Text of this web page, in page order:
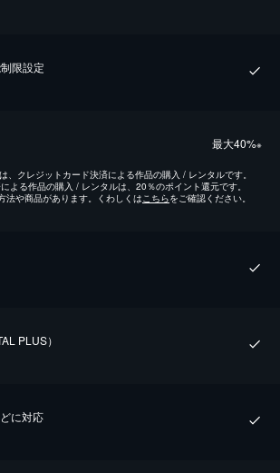
限設定
最⼤40%※
、クレジットカード決済による作品の購入 / レンタルです。
よる作品の購入 / レンタルは、20％のポイント還元です。
法や商品があります。くわしくはこちらをご確認ください。
PLUS）
に対応